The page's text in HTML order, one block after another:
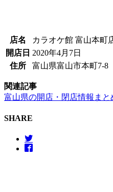
店名
カラオケ館 富山本町
開店日 2020年4月7日
住所
富山県富山市本町7-8
関連記事
富山県の開店・閉店情報まと
SHARE